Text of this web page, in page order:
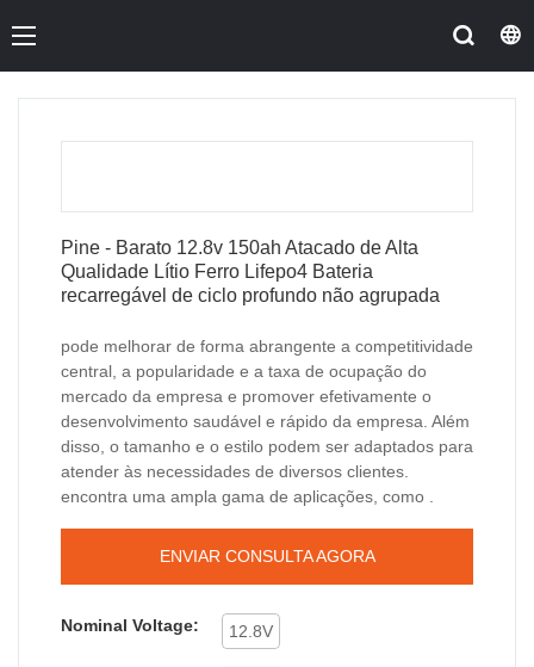
Pine - Barato 12.8v 150ah Atacado de Alta
Qualidade Lítio Ferro Lifepo4 Bateria
recarregável de ciclo profundo não agrupada
pode melhorar de forma abrangente a competitividade
central, a popularidade e a taxa de ocupação do
mercado da empresa e promover efetivamente o
desenvolvimento saudável e rápido da empresa. Além
disso, o tamanho e o estilo podem ser adaptados para
atender às necessidades de diversos clientes.
encontra uma ampla gama de aplicações, como .
ENVIAR CONSULTA AGORA
Nominal Voltage: 12.8V